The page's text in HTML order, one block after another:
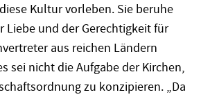
Kultur vorleben. Sie beruhe
Liebe und der Gerechtigkeit für
aus reichen Ländern
sei nicht die Aufgabe der Kirchen,
zu konzipieren. „Da